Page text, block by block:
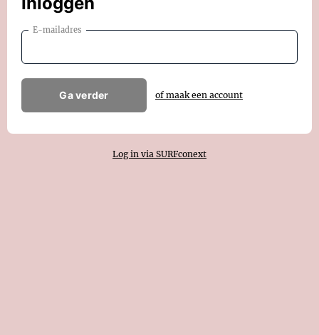
E-mailadres
Ga verder of maak een account
Log in via SURFconext